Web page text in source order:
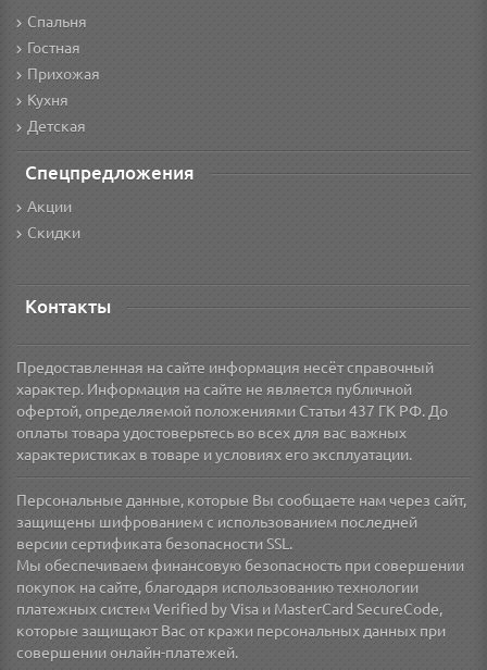
Спальня
Гостная
Прихожая
Кухня
Детская
Спецпредложения
Акции
Скидки
Контакты
Предоставленная на сайте информация несёт справочный
характер. Информация на сайте не является публичной
офертой, определяемой положениями Статьи 437 ГК РФ. До
оплаты товара удостоверьтесь во всех для вас важных
характеристиках в товаре и условиях его эксплуатации.
Персональные данные, которые Вы сообщаете нам через сайт,
защищены шифрованием с использованием последней
версии сертификата безопасности SSL.
Мы обеспечиваем финансовую безопасность при совершении
покупок на сайте, благодаря использованию технологии
платежных систем Verified by Visa и MasterCard SecureCode,
которые защищают Вас от кражи персональных данных при
совершении онлайн-платежей.